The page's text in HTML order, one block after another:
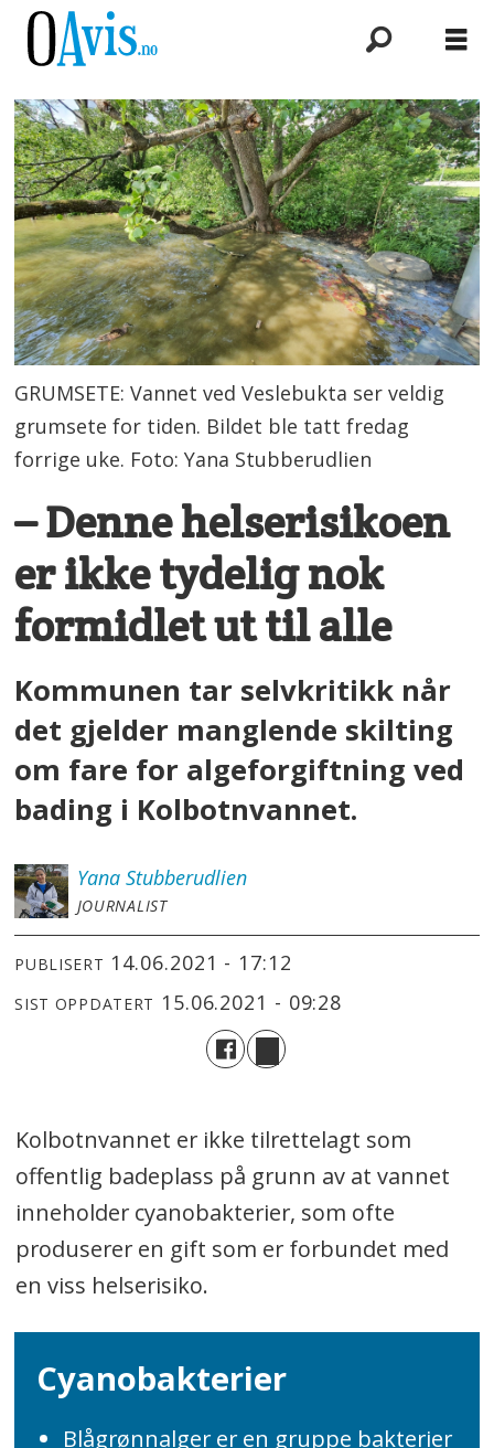
GRUMSETE: Vannet ved Veslebukta ser veldig
grumsete for tiden. Bildet ble tatt fredag
forrige uke. Foto: Yana Stubberudlien
– Denne helserisikoen
er ikke tydelig nok
formidlet ut til alle
Kommunen tar selvkritikk når
det gjelder manglende skilting
om fare for algeforgiftning ved
bading i Kolbotnvannet.
Yana Stubberudlien
JOURNALIST
PUBLISERT 14.06.2021 - 17:12
SIST OPPDATERT 15.06.2021 - 09:28
Kolbotnvannet er ikke tilrettelagt som
offentlig badeplass på grunn av at vannet
inneholder cyanobakterier, som ofte
produserer en gift som er forbundet med
en viss helserisiko.
Cyanobakterier
Blågrønnalger er en gruppe bakterier